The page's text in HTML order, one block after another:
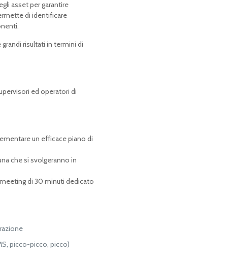
asset per garantire
di identificare
risultati in termini di
ed operatori di
un efficace piano di
che si svolgeranno in
di 30 minuti dedicato
picco-picco, picco)